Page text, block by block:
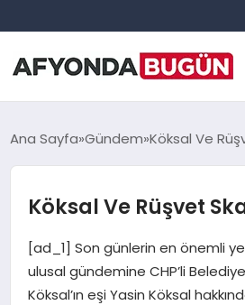
ANASAYFA
GÜNDEM
EĞITIM
Ana Sayfa Gündem Köksal Ve
Köksal Ve Rüşvet
[ad_1] Son günlerin en önemli
ulusal gündemine CHP’li
Köksal’ın eşi Yasin Köksal